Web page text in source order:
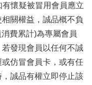
懷疑被冒用會員應立
關權益，誠品概不負
費累計)為專屬會員
發現會員以任何不誠
仿冒會員卡，或有任
誠品有權立即停止該